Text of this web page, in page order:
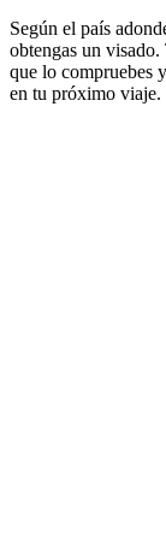
Según el país
obtengas un visado.
que lo compruebes
en tu próximo viaje.